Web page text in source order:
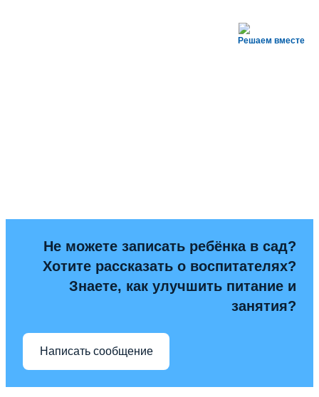
Решаем вместе
Не можете записать ребёнка в сад?
Хотите рассказать о воспитателях?
Знаете, как улучшить питание и
занятия?
Написать сообщение